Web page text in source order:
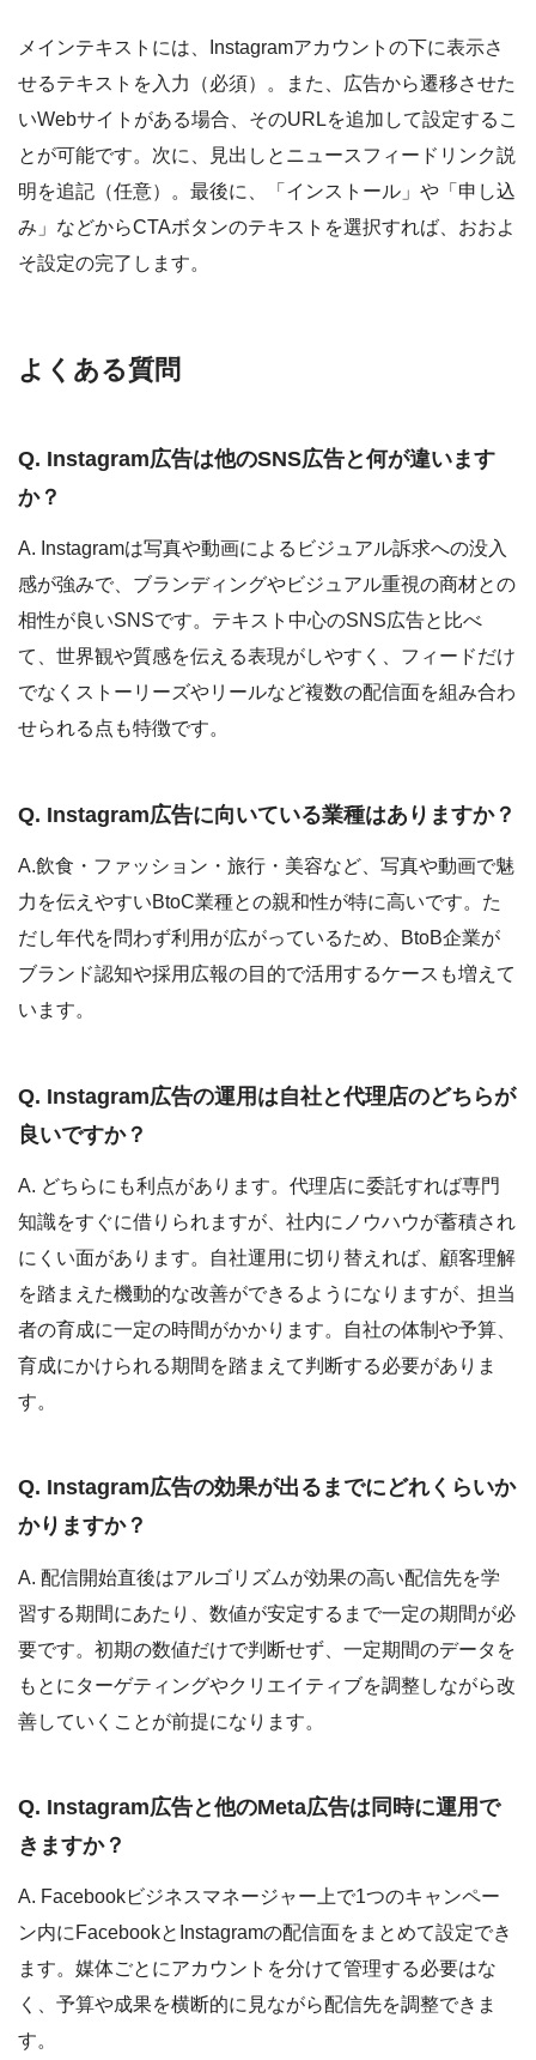
メインテキストには、Instagramアカウントの下に表示さ
せるテキストを入力（必須）。また、広告から遷移させた
いWebサイトがある場合、そのURLを追加して設定するこ
とが可能です。次に、見出しとニュースフィードリンク説
明を追記（任意）。最後に、「インストール」や「申し込
み」などからCTAボタンのテキストを選択すれば、おおよ
そ設定の完了します。
よくある質問
Q. Instagram広告は他のSNS広告と何が違います
か？
A. Instagramは写真や動画によるビジュアル訴求への没入
感が強みで、ブランディングやビジュアル重視の商材との
相性が良いSNSです。テキスト中心のSNS広告と比べ
て、世界観や質感を伝える表現がしやすく、フィードだけ
でなくストーリーズやリールなど複数の配信面を組み合わ
せられる点も特徴です。
Q. Instagram広告に向いている業種はありますか？
A.飲食・ファッション・旅行・美容など、写真や動画で魅
力を伝えやすいBtoC業種との親和性が特に高いです。た
だし年代を問わず利用が広がっているため、BtoB企業が
ブランド認知や採用広報の目的で活用するケースも増えて
います。
Q. Instagram広告の運用は自社と代理店のどちらが
良いですか？
A. どちらにも利点があります。代理店に委託すれば専門
知識をすぐに借りられますが、社内にノウハウが蓄積され
にくい面があります。自社運用に切り替えれば、顧客理解
を踏まえた機動的な改善ができるようになりますが、担当
者の育成に一定の時間がかかります。自社の体制や予算、
育成にかけられる期間を踏まえて判断する必要がありま
す。
Q. Instagram広告の効果が出るまでにどれくらいか
かりますか？
A. 配信開始直後はアルゴリズムが効果の高い配信先を学
習する期間にあたり、数値が安定するまで一定の期間が必
要です。初期の数値だけで判断せず、一定期間のデータを
もとにターゲティングやクリエイティブを調整しながら改
善していくことが前提になります。
Q. Instagram広告と他のMeta広告は同時に運用で
きますか？
A. Facebookビジネスマネージャー上で1つのキャンペー
ン内にFacebookとInstagramの配信面をまとめて設定でき
ます。媒体ごとにアカウントを分けて管理する必要はな
く、予算や成果を横断的に見ながら配信先を調整できま
す。